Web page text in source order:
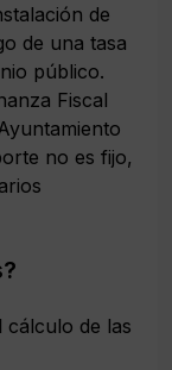
de
de una tasa
público.
Fiscal
no es fijo,
cálculo de las